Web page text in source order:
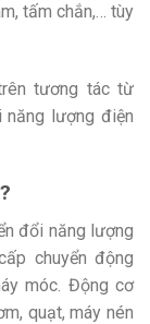
tấm chắn,… tùy
tương tác từ
lượng điện
đổi năng lượng
chuyển động
móc. Động cơ
quạt, máy nén